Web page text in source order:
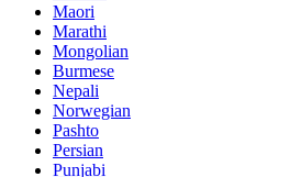
Maori
Marathi
Mongolian
Burmese
Nepali
Norwegian
Pashto
Persian
Punjabi